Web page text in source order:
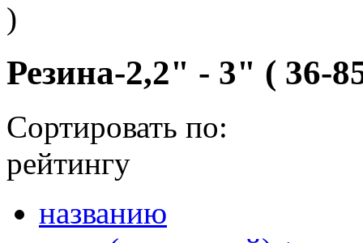
)
Резина-2,2" - 3" ( 36-
Сортировать по:
рейтингу
названию